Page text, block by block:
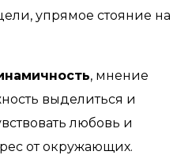
упрямое стояние на
, мнение
выделиться и
любовь и
от окружающих.